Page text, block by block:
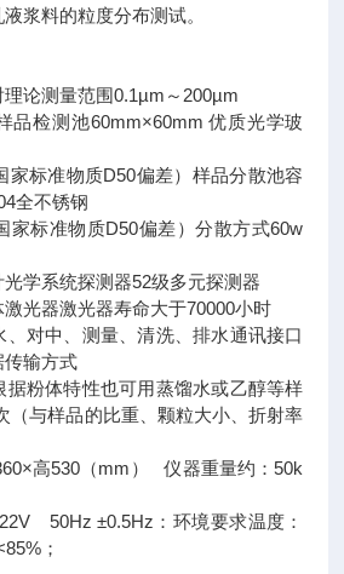
浆料的粒度分布测试。
论测量范围0.1µm～200µm
品检测池60mm×60mm 优质光学玻
家标准物质D50偏差）样品分散池容
全不锈钢
家标准物质D50偏差）分散方式60w
学系统探测器52级多元探测器
光器激光器寿命大于70000小时
对中、测量、清洗、排水通讯接口
传输方式
据粉体特性也可用蒸馏水或乙醇等样
（与样品的比重、颗粒大小、折射率
高530（mm） 仪器重量约：50k
50Hz ±0.5Hz：环境要求温度：
；